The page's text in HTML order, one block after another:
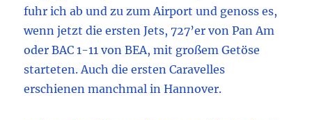
fuhr ich ab und zu zum Airport und genoss es,
wenn jetzt die ersten Jets, 727’er von Pan Am
oder BAC 1-11 von BEA, mit großem Getöse
starteten. Auch die ersten Caravelles
erschienen manchmal in Hannover.